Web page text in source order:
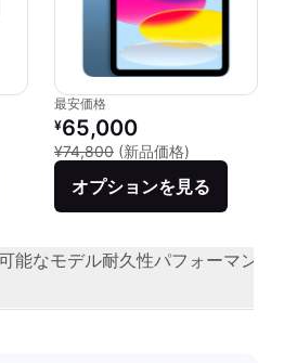
最安価格
リファービッシュ品の価格：
¥65,000
¥74,800 (新品価格)
オプションを見る
能なモデル耐久性パフォーマンス